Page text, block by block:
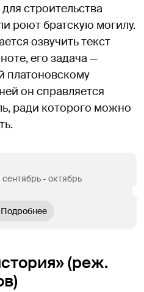
строительства
роют братскую могилу.
озвучить текст
его задача —
платоновскому
он справляется
ради которого можно
- октябрь
Подробнее
(реж.